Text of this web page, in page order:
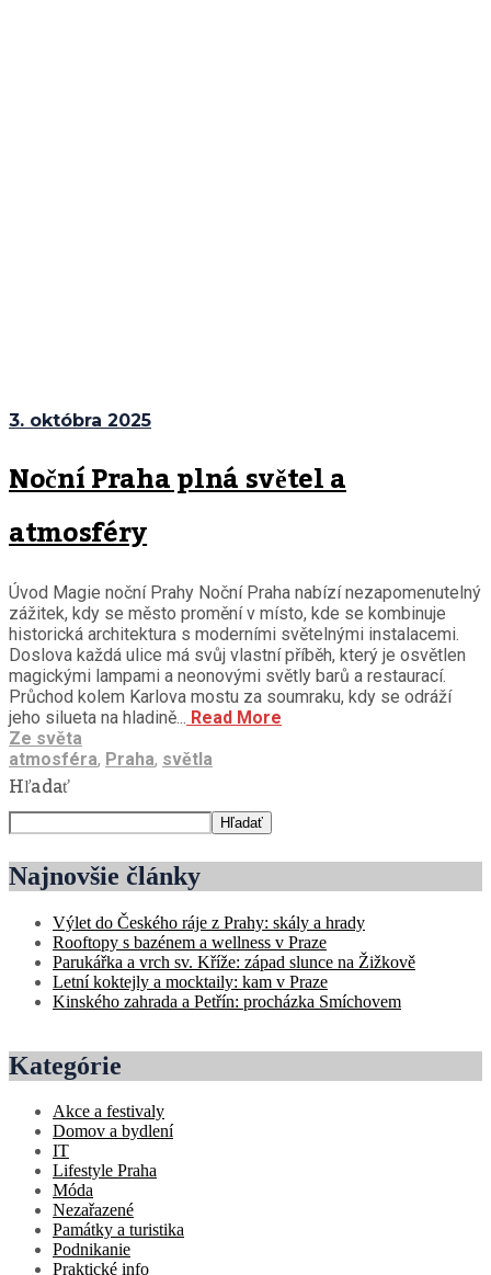
3. októbra 2025
Noční Praha plná světel a
atmosféry
Úvod Magie noční Prahy Noční Praha nabízí nezapomenutelný
zážitek, kdy se město promění v místo, kde se kombinuje
historická architektura s moderními světelnými instalacemi.
Doslova každá ulice má svůj vlastní příběh, který je osvětlen
magickými lampami a neonovými světly barů a restaurací.
Průchod kolem Karlova mostu za soumraku, kdy se odráží
jeho silueta na hladině... Read More
Ze světa
atmosféra, Praha, světla
Hľadať
Hľadať
Najnovšie články
Výlet do Českého ráje z Prahy: skály a hrady
Rooftopy s bazénem a wellness v Praze
Parukářka a vrch sv. Kříže: západ slunce na Žižkově
Letní koktejly a mocktaily: kam v Praze
Kinského zahrada a Petřín: procházka Smíchovem
Kategórie
Akce a festivaly
Domov a bydlení
IT
Lifestyle Praha
Móda
Nezařazené
Památky a turistika
Podnikanie
Praktické info